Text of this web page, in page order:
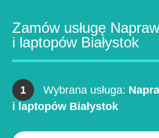
Zamów usługę
i laptopów Białystok
1 Wybrana usługa:
i laptopów Białystok